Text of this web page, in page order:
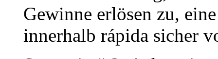
Gewinne erlösen zu,
innerhalb rápida sicher